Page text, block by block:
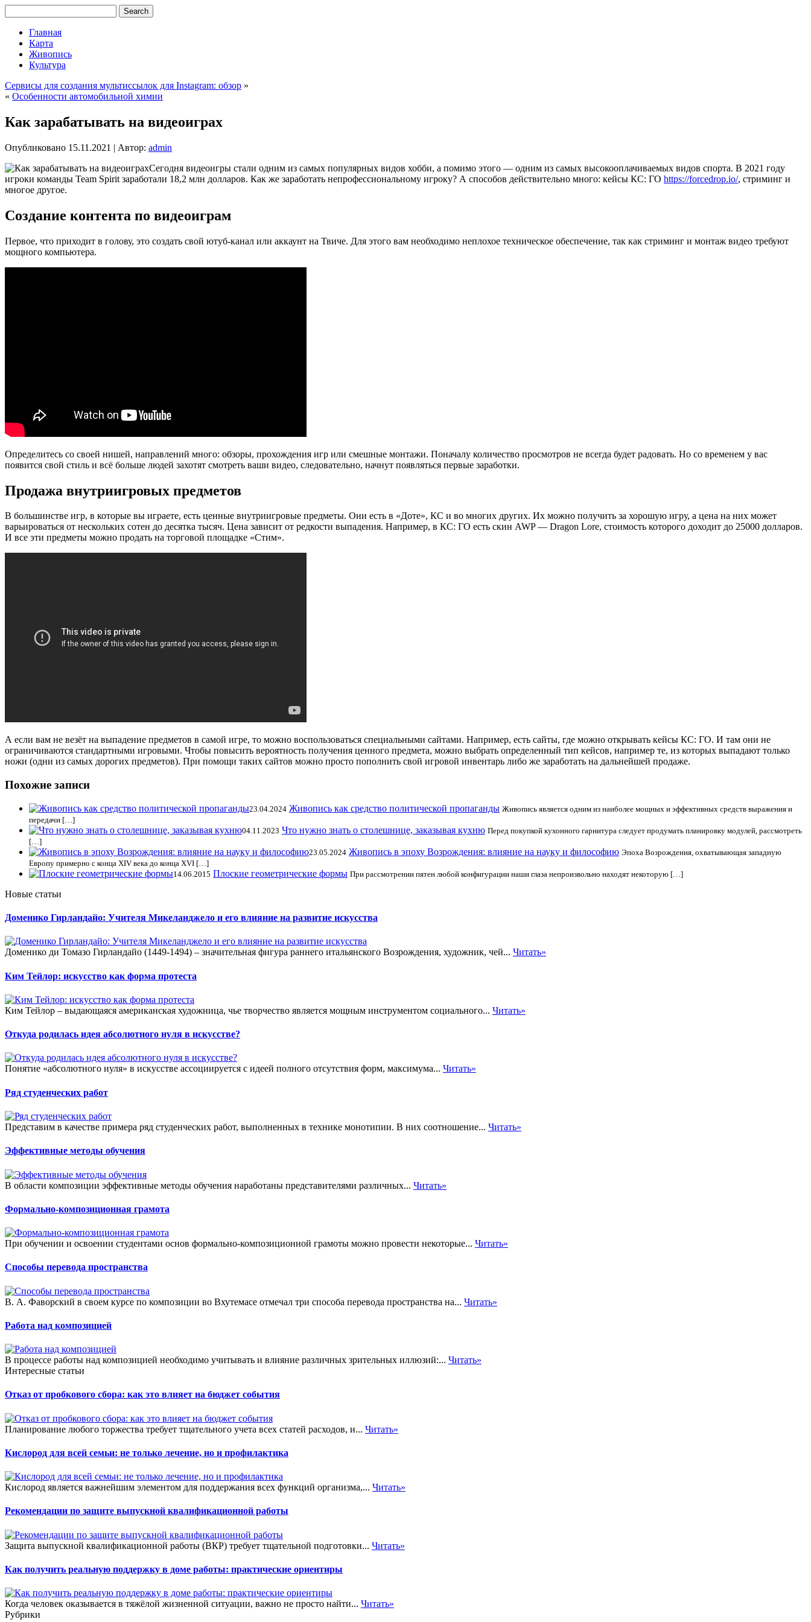
Главная
Карта
Живопись
Культура
Сервисы для создания мультиссылок для Instagram: обзор »
« Особенности автомобильной химии
Как зарабатывать на видеоиграх
Опубликовано 15.11.2021 | Автор: admin
Сегодня видеоигры стали одним из самых популярных видов хобби, а помимо этого — одним из самых высокооплачиваемых видов спорта. В 2021 году
игроки команды Team Spirit заработали 18,2 млн долларов. Как же заработать непрофессиональному игроку? А способов действительно много: кейсы КС: ГО https://forcedrop.io/, стриминг и
многое другое.
Создание контента по видеоиграм
Первое, что приходит в голову, это создать свой ютуб-канал или аккаунт на Твиче. Для этого вам необходимо неплохое техническое обеспечение, так как стриминг и монтаж видео требуют
мощного компьютера.
Определитесь со своей нишей, направлений много: обзоры, прохождения игр или смешные монтажи. Поначалу количество просмотров не всегда будет радовать. Но со временем у вас
появится свой стиль и всё больше людей захотят смотреть ваши видео, следовательно, начнут появляться первые заработки.
Продажа внутриигровых предметов
В большинстве игр, в которые вы играете, есть ценные внутриигровые предметы. Они есть в «Доте», КС и во многих других. Их можно получить за хорошую игру, а цена на них может
варьироваться от нескольких сотен до десятка тысяч. Цена зависит от редкости выпадения. Например, в КС: ГО есть скин AWP — Dragon Lore, стоимость которого доходит до 25000 долларов.
И все эти предметы можно продать на торговой площадке «Стим».
А если вам не везёт на выпадение предметов в самой игре, то можно воспользоваться специальными сайтами. Например, есть сайты, где можно открывать кейсы КС: ГО. И там они не
ограничиваются стандартными игровыми. Чтобы повысить вероятность получения ценного предмета, можно выбрать определенный тип кейсов, например те, из которых выпадают только
ножи (одни из самых дорогих предметов). При помощи таких сайтов можно просто пополнить свой игровой инвентарь либо же заработать на дальнейшей продаже.
Похожие записи
23.04.2024 Живопись как средство политической пропаганды Живопись является одним из наиболее мощных и эффективных средств выражения и
передачи […]
04.11.2023 Что нужно знать о столешнице, заказывая кухню Перед покупкой кухонного гарнитура следует продумать планировку модулей, рассмотреть
[…]
23.05.2024 Живопись в эпоху Возрождения: влияние на науку и философию Эпоха Возрождения, охватывающая западную
Европу примерно с конца XIV века до конца XVI […]
14.06.2015 Плоские геометрические формы При рассмотрении пятен любой конфигурации наши глаза непроизвольно находят некоторую […]
Новые статьи
Доменико Гирландайо: Учителя Микеланджело и его влияние на развитие искусства
Доменико ди Томазо Гирландайо (1449-1494) – значительная фигура раннего итальянского Возрождения, художник, чей... Читать»
Ким Тейлор: искусство как форма протеста
Ким Тейлор – выдающаяся американская художница, чье творчество является мощным инструментом социального... Читать»
Откуда родилась идея абсолютного нуля в искусстве?
Понятие «абсолютного нуля» в искусстве ассоциируется с идеей полного отсутствия форм, максимума... Читать»
Ряд студенческих работ
Представим в качестве примера ряд студенческих работ, выполненных в технике монотипии. В них соотношение... Читать»
Эффективные методы обучения
В области композиции эффективные методы обучения наработаны представителями различных... Читать»
Формально-композиционная грамота
При обучении и освоении студентами основ формально-композиционной грамоты можно провести некоторые... Читать»
Способы перевода пространства
В. А. Фаворский в своем курсе по композиции во Вхутемасе отмечал три способа перевода пространства на... Читать»
Работа над композицией
В процессе работы над композицией необходимо учитывать и влияние различных зрительных иллюзий:... Читать»
Интересные статьи
Отказ от пробкового сбора: как это влияет на бюджет события
Планирование любого торжества требует тщательного учета всех статей расходов, и... Читать»
Кислород для всей семьи: не только лечение, но и профилактика
Кислород является важнейшим элементом для поддержания всех функций организма,... Читать»
Рекомендации по защите выпускной квалификационной работы
Защита выпускной квалификационной работы (ВКР) требует тщательной подготовки... Читать»
Как получить реальную поддержку в доме работы: практические ориентиры
Когда человек оказывается в тяжёлой жизненной ситуации, важно не просто найти... Читать»
Рубрики